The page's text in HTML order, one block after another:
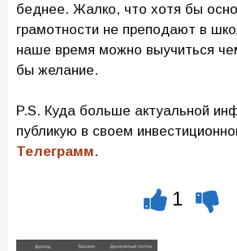
беднее. Жалко, что хотя бы
грамотности не преподают в
наше время можно выучиться
бы желание.
P.S. Куда больше актуальной
публикую в своем
Телеграмм.
1